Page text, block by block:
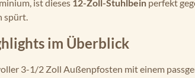
ist dieses 12-Zoll-Stuhlbein perfekt
spürt.
im Überblick
3-1/2 Zoll Außenpfosten mit einem